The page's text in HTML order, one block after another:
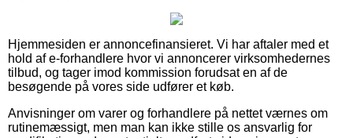
Hjemmesiden er annoncefinansieret. Vi har aftaler med et
hold af e-forhandlere hvor vi annoncerer virksomhedernes
tilbud, og tager imod kommission forudsat en af de
besøgende på vores side udfører et køb.
Anvisninger om varer og forhandlere på nettet værnes om
rutinemæssigt, men man kan ikke stille os ansvarlig for